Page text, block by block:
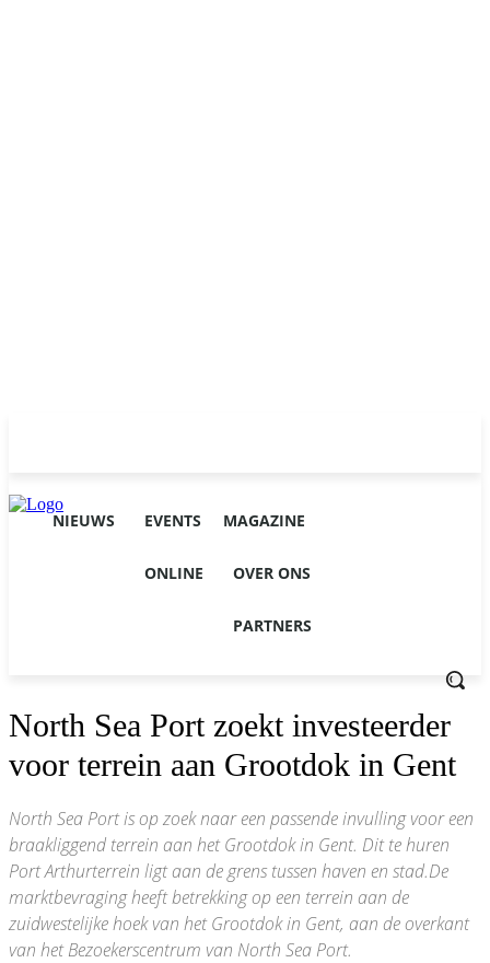
NIEUWS EVENTS MAGAZINE
ONLINE OVER ONS
PARTNERS
North Sea Port zoekt investeerder
voor terrein aan Grootdok in Gent
North Sea Port is op zoek naar een passende invulling voor een
braakliggend terrein aan het Grootdok in Gent. Dit te huren
Port Arthurterrein ligt aan de grens tussen haven en stad.De
marktbevraging heeft betrekking op een terrein aan de
zuidwestelijke hoek van het Grootdok in Gent, aan de overkant
van het Bezoekerscentrum van North Sea Port.